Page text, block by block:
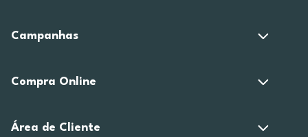
Campanhas
Compra Online
Área de Cliente